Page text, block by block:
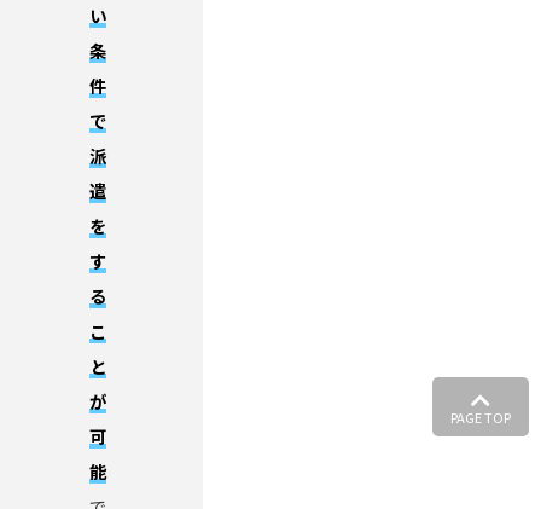
い
条
件
で
派
遣
を
す
る
こ
と
が
可
能
PAGE TOP